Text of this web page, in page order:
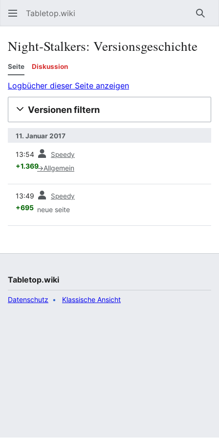
Tabletop.wiki
Night-Stalkers: Versionsgeschichte
Seite Diskussion
Logbücher dieser Seite anzeigen
Versionen filtern
11. Januar 2017
13:54 Speedy
+1.369→Allgemein
13:49 Speedy
+695 neue seite
Tabletop.wiki
Datenschutz Klassische Ansicht